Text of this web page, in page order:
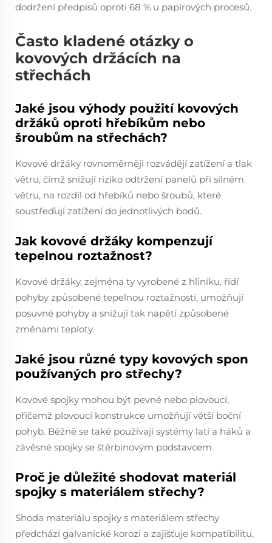
dodržení předpisů oproti 68 % u papírových procesů.
Často kladené otázky o
kovových držácích na
střechách
Jaké jsou výhody použití kovových
držáků oproti hřebíkům nebo
šroubům na střechách?
Kovové držáky rovnoměrněji rozvádějí zatížení a tlak
větru, čímž snižují riziko odtržení panelů při silném
větru, na rozdíl od hřebíků nebo šroubů, které
soustřeďují zatížení do jednotlivých bodů.
Jak kovové držáky kompenzují
tepelnou roztažnost?
Kovové držáky, zejména ty vyrobené z hliníku, řídí
pohyby způsobené tepelnou roztažností, umožňují
posuvné pohyby a snižují tak napětí způsobené
změnami teploty.
Jaké jsou různé typy kovových spon
používaných pro střechy?
Kovové spojky mohou být pevné nebo plovoucí,
přičemž plovoucí konstrukce umožňují větší boční
pohyb. Běžně se také používají systémy latí a háků a
závěsné spojky se štěrbinovým podstavcem.
Proč je důležité shodovat materiál
spojky s materiálem střechy?
Shoda materiálu spojky s materiálem střechy
předchází galvanické korozi a zajišťuje kompatibilitu,